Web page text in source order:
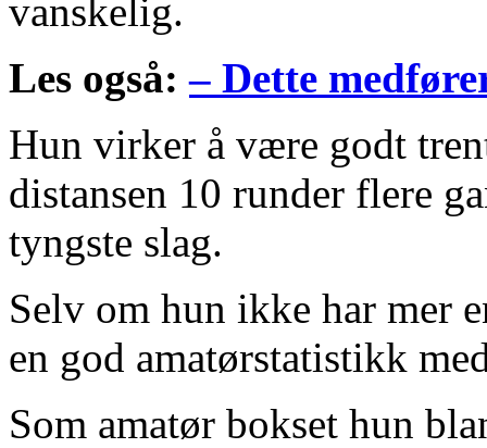
vanskelig.
Les også:– Dette
Hun virker å være godt
distansen 10 runder flere
tyngste slag.
Selv om hun ikke har mer
en god amatørstatistikk
Som amatør bokset hun